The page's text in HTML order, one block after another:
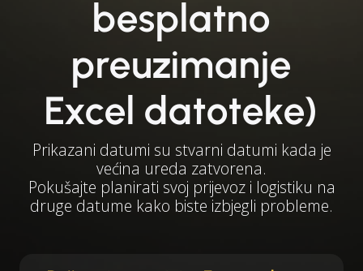
besplatno
preuzimanje
Excel datoteke)
Prikazani datumi su stvarni datumi kada je
većina ureda zatvorena.
Pokušajte planirati svoj prijevoz i logistiku na
druge datume kako biste izbjegli probleme.